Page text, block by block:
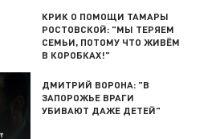
КРИК О ПОМОЩИ ТАМАРЫ
РОСТОВСКОЙ: "МЫ ТЕРЯЕМ
СЕМЬИ, ПОТОМУ ЧТО ЖИВЁМ
В КОРОБКАХ!"
ДМИТРИЙ ВОРОНА: "В
ЗАПОРОЖЬЕ ВРАГИ
УБИВАЮТ ДАЖЕ ДЕТЕЙ"